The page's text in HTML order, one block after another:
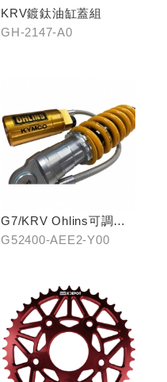
KRV鍍鈦油缸蓋組
GH-2147-A0
G7/KRV Ohlins可調避
震器
G52400-AEE2-Y00